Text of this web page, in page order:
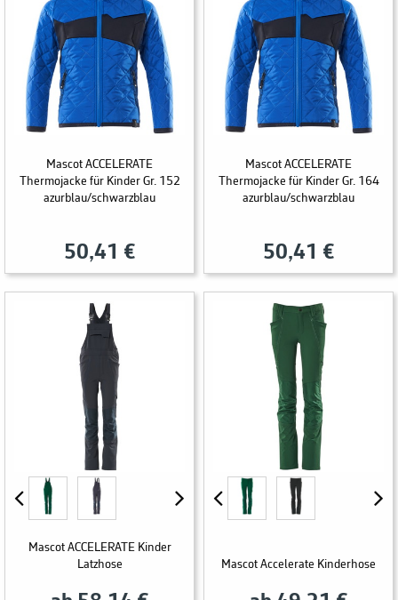
Mascot ACCELERATE
Thermojacke für Kinder Gr. 152
azurblau/schwarzblau
50,41 €
Mascot ACCELERATE
Thermojacke für Kinder Gr. 164
azurblau/schwarzblau
50,41 €
Mascot ACCELERATE Kinder
Latzhose
Mascot Accelerate Kinderhose